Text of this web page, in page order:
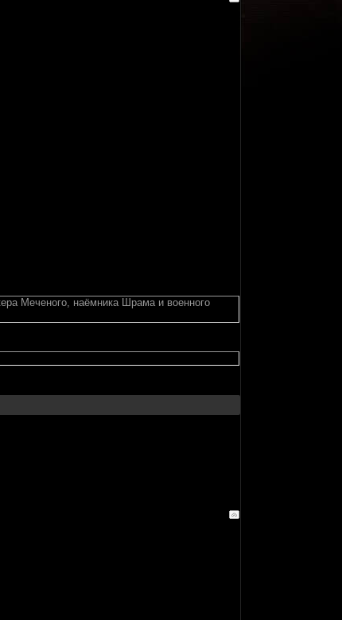
Меченого, наёмника Шрама и военного